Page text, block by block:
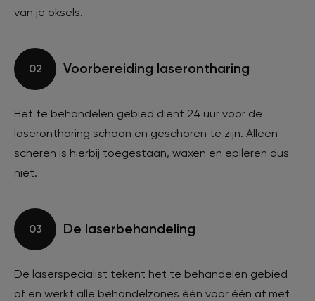
van je oksels.
02 Voorbereiding laserontharing
Het te behandelen gebied dient 24 uur voor de
laserontharing schoon en geschoren te zijn. Alleen
scheren is hierbij toegestaan, waxen en epileren dus
niet.
03 De laserbehandeling
De laserspecialist tekent het te behandelen gebied
af en werkt alle behandelzones één voor één af met